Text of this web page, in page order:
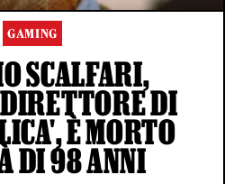
GAMING
SCALFARI,
DI
È MORTO
DI 98 ANNI